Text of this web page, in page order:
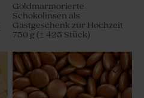
Goldmarmorierte
Schokolinsen als
Gastgeschenk zur Hochzeit
750 g (± 425 Stück)